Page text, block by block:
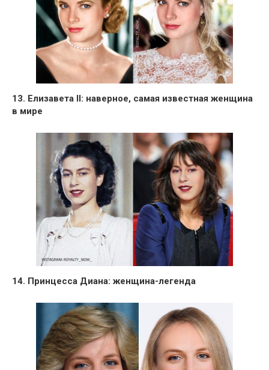
13. Елизавета II: наверное, самая известная женщина
в мире
14. Принцесса Диана: женщина-легенда